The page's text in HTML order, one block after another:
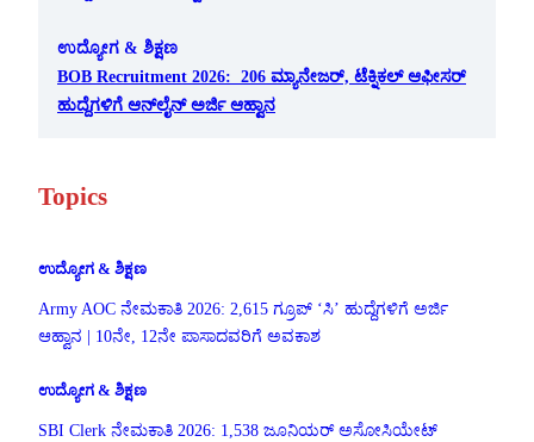
ಉದ್ಯೋಗ & ಶಿಕ್ಷಣ
BOB Recruitment 2026: 206 ಮ್ಯಾನೇಜರ್, ಟೆಕ್ನಿಕಲ್ ಆಫೀಸರ್
ಹುದ್ದೆಗಳಿಗೆ ಆನ್‌ಲೈನ್ ಅರ್ಜಿ ಆಹ್ವಾನ
Topics
ಉದ್ಯೋಗ & ಶಿಕ್ಷಣ
Army AOC ನೇಮಕಾತಿ 2026: 2,615 ಗ್ರೂಪ್ ‘ಸಿ’ ಹುದ್ದೆಗಳಿಗೆ ಅರ್ಜಿ
ಆಹ್ವಾನ | 10ನೇ, 12ನೇ ಪಾಸಾದವರಿಗೆ ಅವಕಾಶ
ಉದ್ಯೋಗ & ಶಿಕ್ಷಣ
SBI Clerk ನೇಮಕಾತಿ 2026: 1,538 ಜೂನಿಯರ್ ಅಸೋಸಿಯೇಟ್